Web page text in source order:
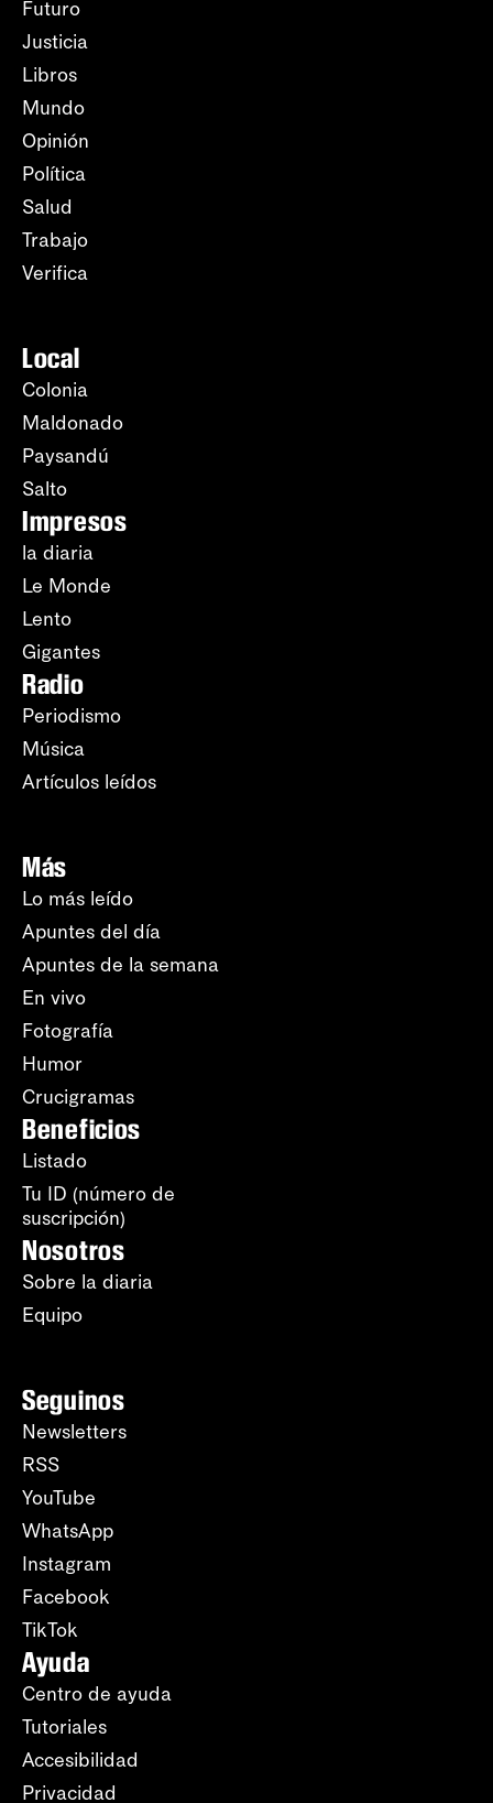
Futuro
Justicia
Libros
Mundo
Opinión
Política
Salud
Trabajo
Verifica
Local
Colonia
Maldonado
Paysandú
Salto
Impresos
la diaria
Le Monde
Lento
Gigantes
Radio
Periodismo
Música
Artículos leídos
Más
Lo más leído
Apuntes del día
Apuntes de la semana
En vivo
Fotografía
Humor
Crucigramas
Beneficios
Listado
Tu ID (número de
suscripción)
Nosotros
Sobre la diaria
Equipo
Seguinos
Newsletters
RSS
YouTube
WhatsApp
Instagram
Facebook
TikTok
Ayuda
Centro de ayuda
Tutoriales
Accesibilidad
Privacidad